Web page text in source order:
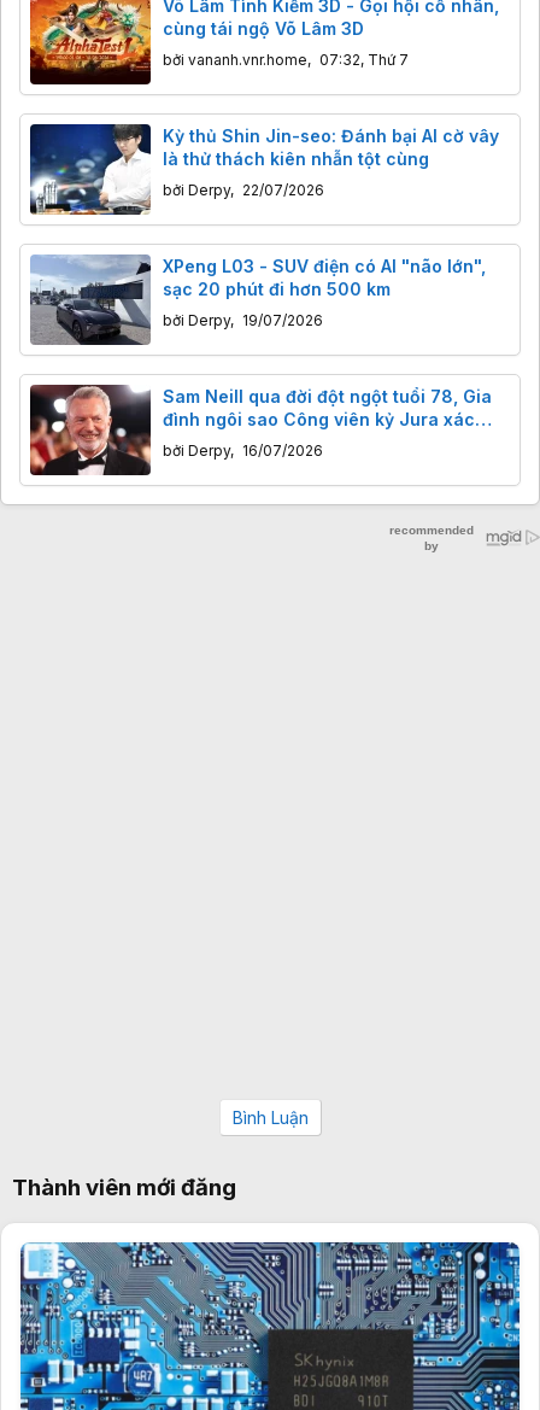
Võ Lâm Tình Kiếm 3D - Gọi hội cố nhân,
cùng tái ngộ Võ Lâm 3D
bởi vananh.vnr.home, 07:32, Thứ 7
Kỳ thủ Shin Jin-seo: Đánh bại AI cờ vây
là thử thách kiên nhẫn tột cùng
bởi Derpy, 22/07/2026
XPeng L03 - SUV điện có AI "não lớn",
sạc 20 phút đi hơn 500 km
bởi Derpy, 19/07/2026
Sam Neill qua đời đột ngột tuổi 78, Gia
đình ngôi sao Công viên kỷ Jura xác
nhận ông đã khỏi ung thư, nhưng
nguyên nhân cái chết chưa rõ
bởi Derpy, 16/07/2026
Bình Luận
Thành viên mới đăng